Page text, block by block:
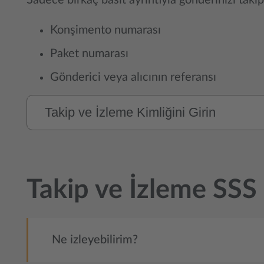
Konşimento numarası
Paket numarası
Gönderici veya alıcının referansı
Takip ve İzleme SSS
Ne izleyebilirim?